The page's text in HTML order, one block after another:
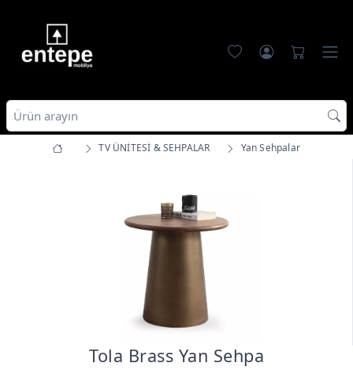
TV ÜNİTESİ & SEHPALAR Yan Sehpalar
Tola Brass Yan Sehpa